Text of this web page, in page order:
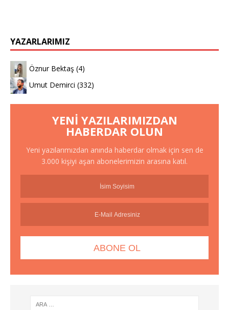
YAZARLARIMIZ
Öznur Bektaş (4)
Umut Demirci (332)
YENI YAZILARIMIZDAN
HABERDAR OLUN
Yeni yazılarımızdan anında haberdar olmak için sen de
3.000 kişiyi aşan abonelerimizin arasına katıl.